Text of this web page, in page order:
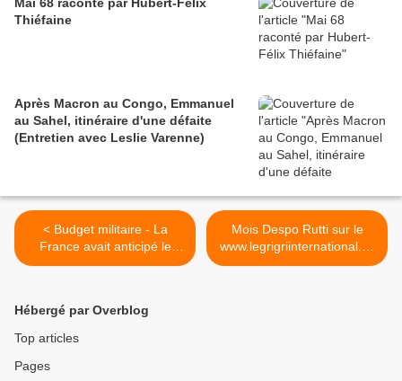
Thiéfaine
Après Macron au Congo, Emmanuel
au Sahel, itinéraire d'une défaite
(Entretien avec Leslie Varenne)
< Budget militaire - La
France avait anticipé le
surcoût ivoirien, mais sous-
Mois Despo Rutti sur le
www.legrigriinternational.co
m - Trash (Live) >
Hébergé par Overblog
Top articles
Pages